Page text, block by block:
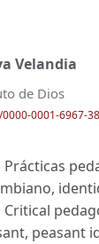
Velandia
de Dios
0001-6967-
Prácticas
Critical
peasant